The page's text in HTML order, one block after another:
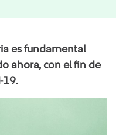
es fundamental
ahora, con el fin de
19.